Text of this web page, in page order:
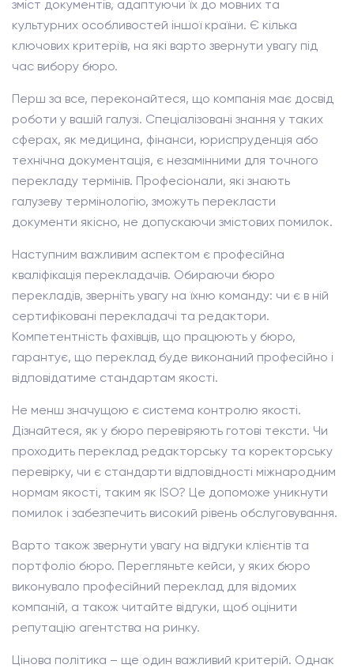
зміст документів, адаптуючи їх до мовних та
культурних особливостей іншої країни. Є кілька
ключових критеріїв, на які варто звернути увагу під
час вибору бюро.
Перш за все, переконайтеся, що компанія має досвід
роботи у вашій галузі. Спеціалізовані знання у таких
сферах, як медицина, фінанси, юриспруденція або
технічна документація, є незамінними для точного
перекладу термінів. Професіонали, які знають
галузеву термінологію, зможуть перекласти
документи якісно, не допускаючи змістових помилок.
Наступним важливим аспектом є професійна
кваліфікація перекладачів. Обираючи бюро
перекладів, зверніть увагу на їхню команду: чи є в ній
сертифіковані перекладачі та редактори.
Компетентність фахівців, що працюють у бюро,
гарантує, що переклад буде виконаний професійно і
відповідатиме стандартам якості.
Не менш значущою є система контролю якості.
Дізнайтеся, як у бюро перевіряють готові тексти. Чи
проходить переклад редакторську та коректорську
перевірку, чи є стандарти відповідності міжнародним
нормам якості, таким як ISO? Це допоможе уникнути
помилок і забезпечить високий рівень обслуговування.
Варто також звернути увагу на відгуки клієнтів та
портфоліо бюро. Перегляньте кейси, у яких бюро
виконувало професійний переклад для відомих
компаній, а також читайте відгуки, щоб оцінити
репутацію агентства на ринку.
Цінова політика – ще один важливий критерій. Однак